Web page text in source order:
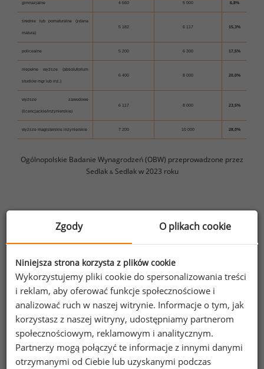
gimnazjalne 4 660 5 000 6,8%
średnie lub pomaturalne (zdana
matura)
5 182 6 117 15,3%
policealne 5 200 6 300 17,5%
niepełne wyższe (absolutorium
studiów mgr lub inż.)
6 400 8 000 20,0%
wyższe zawodowe
(licencjackie/inżynierskie)
6 117 8 000 23,5%
wyższe magisterskie inżynierskie 7 200 10 000 28,0%
Ogólnopolskie Badanie Wynagrodzeń (OBW) przeprowadzone przez
Sedlak &Sedlak w 2023 roku
Luka płacowa ze względu na szczebel zatrudnienia
to zjawisko nierówności w wynagrodzeniach między
pracownikami zajmującymi różne poziomy
stanowisk w hierarchii zawodowej
lub organizacyjnej. Odnosi się to do różnic
w zarobkach między pracownikami na różnych
szczeblach hierarchii zatrudnienia, niezależnie
od innych czynników, wiek czy poziom
wykształcenia.
Zgody O plikach cookie
Niniejsza strona korzysta z plików cookie
Wykorzystujemy pliki cookie do spersonalizowania treści
i reklam, aby oferować funkcje społecznościowe i
analizować ruch w naszej witrynie. Informacje o tym, jak
korzystasz z naszej witryny, udostępniamy partnerom
społecznościowym, reklamowym i analitycznym.
Partnerzy mogą połączyć te informacje z innymi danymi
otrzymanymi od Ciebie lub uzyskanymi podczas